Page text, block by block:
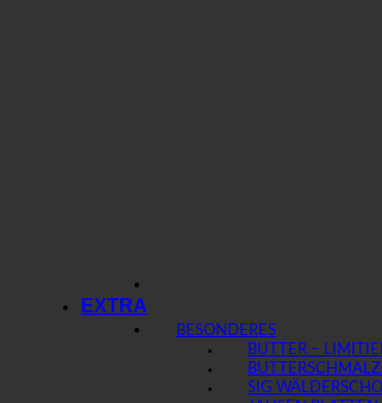
EXTRA
BESONDERES
BUTTER –
BUTTERSCHMALZ
SIG